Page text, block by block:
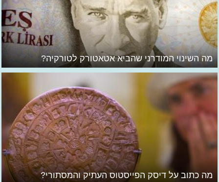
מה השינוי המודרני שהביא אטאטורק לטורקיה?
מה כתוב על דיסק הפייסטוס העתיק והמסתורי?